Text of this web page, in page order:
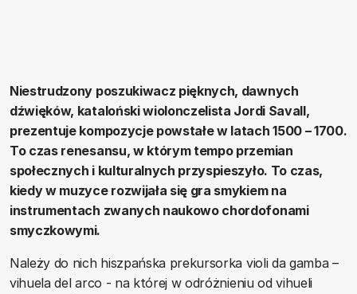
Niestrudzony poszukiwacz pięknych, dawnych
dźwięków, kataloński wiolonczelista Jordi Savall,
prezentuje kompozycje powstałe w latach 1500 – 1700.
To czas renesansu, w którym tempo przemian
społecznych i kulturalnych przyspieszyło. To czas,
kiedy w muzyce rozwijała się gra smykiem na
instrumentach zwanych naukowo chordofonami
smyczkowymi.
Należy do nich hiszpańska prekursorka violi da gamba –
vihuela del arco - na której w odróżnieniu od vihueli